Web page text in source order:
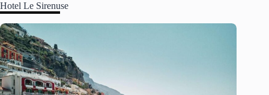
Hotel Le Sirenuse